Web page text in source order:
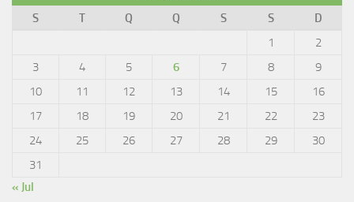
S
T Q Q S S
D
1
2
3
4 5 6 7 8
9
10
11 12 13 14 15
16
17
18 19 20 21 22
23
24
25 26 27 28 29
30
31
« Jul